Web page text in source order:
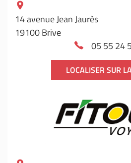
14 avenue Jean Jaurès
19100 Brive
05 55 24
LOCALISER SUR